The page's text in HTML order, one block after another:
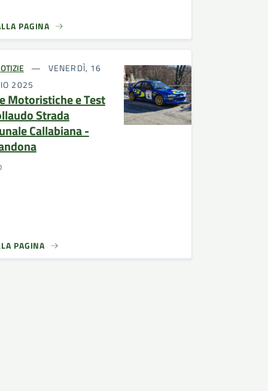
PAGINA
VENERDÌ, 16
2025
Motoristiche e Test
Strada
Callabiana -
PAGINA